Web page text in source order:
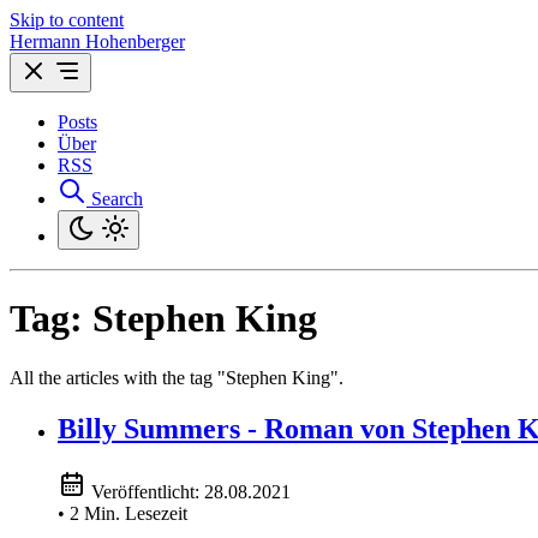
Skip to content
Hermann Hohenberger
Posts
Über
RSS
Search
Tag: Stephen King
All the articles with the tag "Stephen King".
Billy Summers - Roman von Stephen
Veröffentlicht: 28.08.2021
• 2 Min. Lesezeit